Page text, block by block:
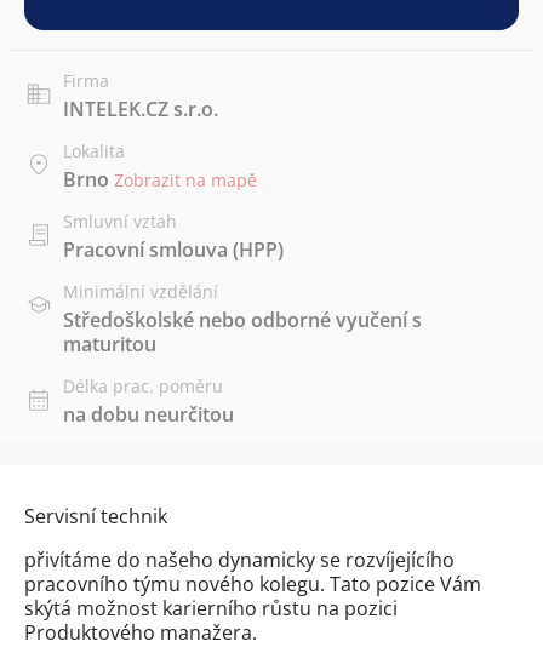
Firma
INTELEK.CZ s.r.o.
Lokalita
Brno Zobrazit na mapě
Smluvní vztah
Pracovní smlouva (HPP)
Minimální vzdělání
Středoškolské nebo odborné vyučení s
maturitou
Délka prac. poměru
na dobu neurčitou
Servisní technik
přivítáme do našeho dynamicky se rozvíjejícího
pracovního týmu nového kolegu. Tato pozice Vám
skýtá možnost karierního růstu na pozici
Produktového manažera.